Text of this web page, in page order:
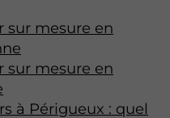
sur mesure en
sur mesure en
à Périgueux : quel